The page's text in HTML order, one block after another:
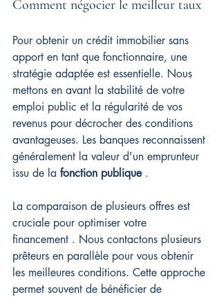
Comment négocier le meilleur taux
Pour obtenir un crédit immobilier sans
apport en tant que fonctionnaire, une
stratégie adaptée est essentielle. Nous
mettons en avant la stabilité de votre
emploi public et la régularité de vos
revenus pour décrocher des conditions
avantageuses. Les banques reconnaissent
généralement la valeur d'un emprunteur
issu de la fonction publique .
La comparaison de plusieurs offres est
cruciale pour optimiser votre
financement . Nous contactons plusieurs
prêteurs en parallèle pour vous obtenir
les meilleures conditions. Cette approche
permet souvent de bénéficier de